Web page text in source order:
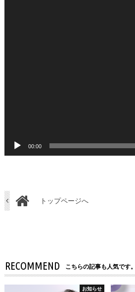
00:00
トップページへ
RECOMMEND こちらの記事も人気です。
お知らせ